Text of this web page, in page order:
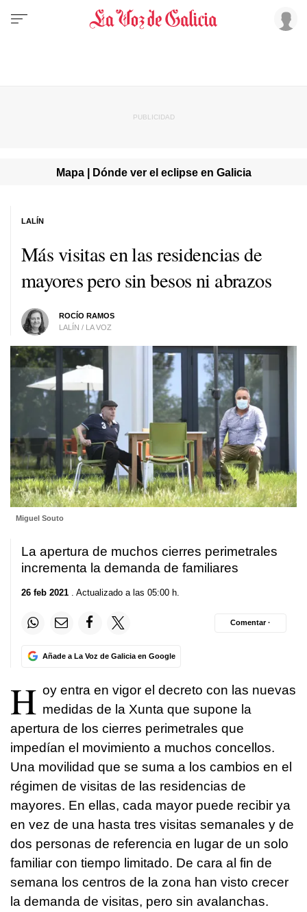
Mapa | Dónde ver el eclipse en Galicia
Más visitas en las residencias de
mayores pero sin besos ni abrazos
ROCÍO RAMOS
LALÍN / LA VOZ
LALÍN
Miguel Souto
La apertura de muchos cierres perimetrales
incrementa la demanda de familiares
26 feb 2021 . Actualizado a las 05:00 h.
Añade a La Voz de Galicia en Google
Comentar ·
H oy entra en vigor el decreto con las nuevas
medidas de la Xunta que supone la
apertura de los cierres perimetrales que
impedían el movimiento a muchos concellos.
Una movilidad que se suma a los cambios en el
régimen de visitas de las residencias de
mayores. En ellas, cada mayor puede recibir ya
en vez de una hasta tres visitas semanales y de
dos personas de referencia en lugar de un solo
familiar con tiempo limitado. De cara al fin de
semana los centros de la zona han visto crecer
la demanda de visitas, pero sin avalanchas.